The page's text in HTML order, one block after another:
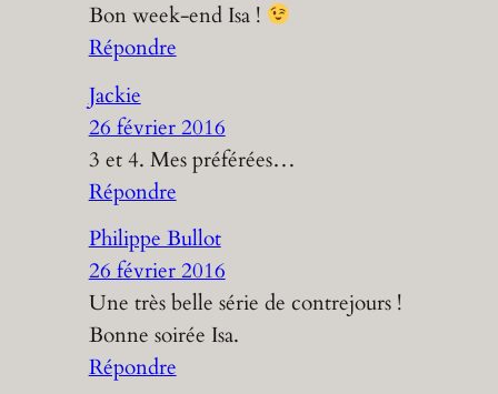
Bon week-end Isa !
Répondre
Jackie
26 février 2016
3 et 4. Mes préférées…
Répondre
Philippe Bullot
26 février 2016
Une très belle série de contrejours !
Bonne soirée Isa.
Répondre